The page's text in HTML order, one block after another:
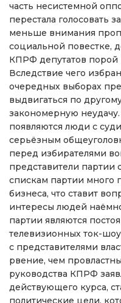
часть несистемной
перестала голосовать
меньше внимания
социальной повестке,
КПРФ депутатов порой
Вследствие чего
очередных выборах
выдвигаться по
закономерную
появляются люди с
серьёзным
перед избирателями
представители
спискам партии много
бизнеса, что ставит
интересы людей
партии являются
телевизионных ток-
с представителями
рвение, чем
руководства КПРФ
действующего курса,
политические цели,